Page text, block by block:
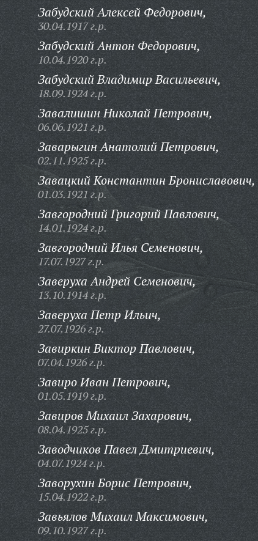
Забудский Алексей Федорович,
30.04.1917 г.р.
Забудский Антон Федорович,
10.04.1920 г.р.
Забудский Владимир Васильевич,
18.09.1924 г.р.
Завалишин Николай Петрович,
06.06.1921 г.р.
Заварыгин Анатолий Петрович,
02.11.1925 г.р.
Завацкий Константин Брониславович,
01.03.1921 г.р.
Завгородний Григорий Павлович,
14.01.1924 г.р.
Завгородний Илья Семенович,
17.07.1927 г.р.
Заверуха Андрей Семенович,
13.10.1914 г.р.
Заверуха Петр Ильич,
27.07.1926 г.р.
Завиркин Виктор Павлович,
07.04.1926 г.р.
Завиро Иван Петрович,
01.05.1919 г.р.
Завиров Михаил Захарович,
08.04.1925 г.р.
Заводчиков Павел Дмитриевич,
04.07.1924 г.р.
Заворухин Борис Петрович,
15.04.1922 г.р.
Завьялов Михаил Максимович,
09.10.1927 г.р.